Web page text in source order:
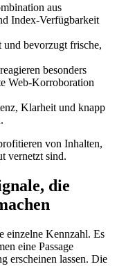
aus
Index‑Verfügbarkeit
und bevorzugt frische,
reagieren besonders
Web‑Korroboration
Klarheit und knapp
von Inhalten,
vernetzt sind.
die
einzelne Kennzahl. Es
eine Passage
erscheinen lassen. Die